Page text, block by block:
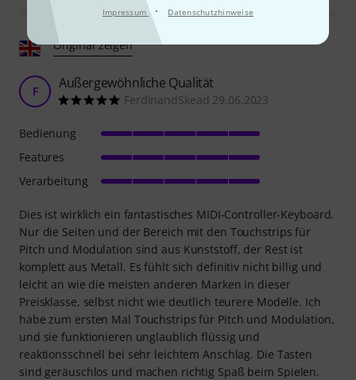
Impressum · Datenschutzhinweise
Original zeigen
F Außergewöhnliche Qualität
FerdinandSkead 29.06.2023
Dies ist wirklich ein fantastisches MIDI-Controller-Keyboard.
Nur die Seiten und der Bereich mit den Touchstrips für
Pitch und Modulation sind aus Kunststoff, der Rest ist
komplett aus Metall. Es fühlt sich definitiv nicht billig und
leicht an wie die meisten anderen Marken in dieser
Preisklasse, selbst nicht wie deutlich teurere Modelle. Ich
habe zum ersten Mal Touchstrips für Pitch und Modulation,
und sie funktionieren unglaublich flüssig und
reaktionsschnell bei sehr leichtem Anschlag. Die Tasten
sind geräuschlos und machen richtig Spaß beim Spielen.
Bedienung
Features
Verarbeitung